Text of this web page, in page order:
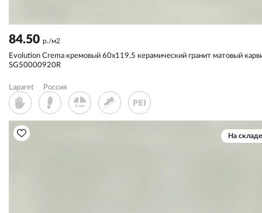
84.50 р./м2
Evolution Crema кремовый 60x119,5 керамический гранит матовый
SG50000920R
Laparet Россия
На складе